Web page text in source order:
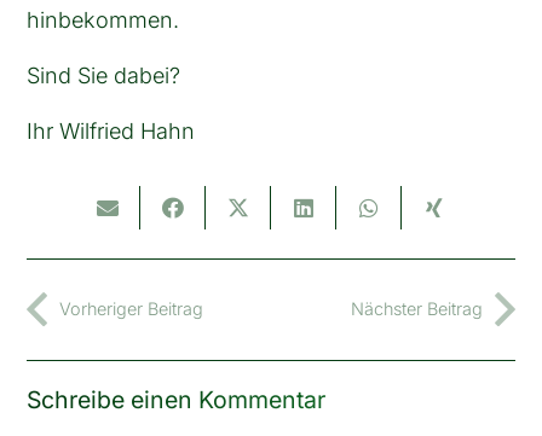
hinbekommen.
Sind Sie dabei?
Ihr Wilfried Hahn
Vorheriger Beitrag Nächster Beitrag
Schreibe einen Kommentar